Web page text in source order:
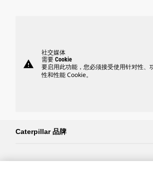
warning
社交媒体
需要 Cookie
要启用此功能，您必须接受使用针对性、
性和性能 Cookie。
Caterpillar 品牌